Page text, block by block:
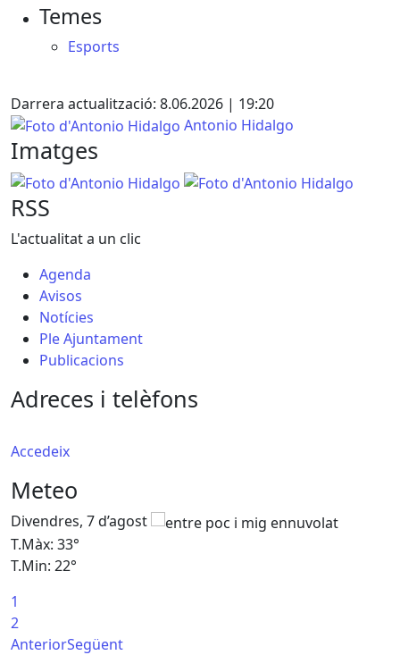
Temes
Esports
Darrera actualització: 8.06.2026 | 19:20
Foto d'Antonio Hidalgo
Antonio Hidalgo
Imatges
Foto d'Antonio Hidalgo Foto d'Antonio Hidalgo
RSS
L'actualitat a un clic
Agenda
Avisos
Notícies
Ple Ajuntament
Publicacions
Adreces i telèfons
Accedeix
Meteo
Divendres, 7 d’agost
T.Màx: 33°
T.Min: 22°
1
2
AnteriorSegüent